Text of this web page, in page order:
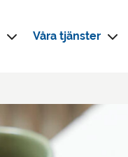
Våra tjänster